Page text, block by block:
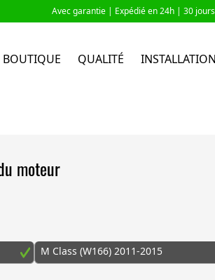
Avec garantie | Expédié en 24h | 30
BOUTIQUE QUALITÉ INSTALLATION
moteur
M Class (W166) 2011-2015